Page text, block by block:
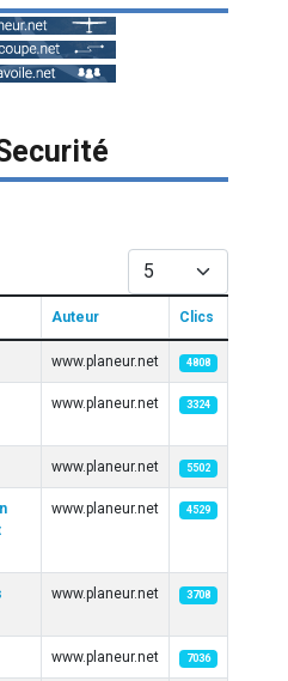
Afficher #
Auteur Clics
www.planeur.net 4808
www.planeur.net 3324
www.planeur.net 5502
www.planeur.net 4529
www.planeur.net 3708
www.planeur.net 7036